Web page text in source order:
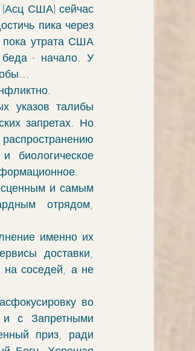
(Асц США) сейчас
пика через
утрата США
беда - начало. У
указов талибы
запретах. Но
биологическое
и самым
отрядом,
именно их
доставки,
на соседей, а не
во
и с Запретными
приз, ради